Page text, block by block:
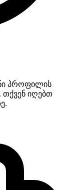
პროფილის
თქვენ იღებთ